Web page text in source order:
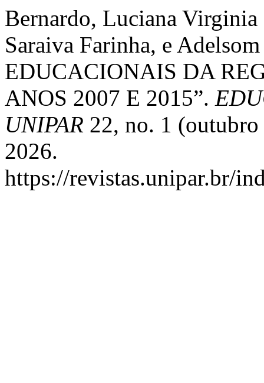
Bernardo, Luciana
Saraiva Farinha, e
EDUCACIONAIS DA
ANOS 2007 E 2015”.
UNIPAR 22, no. 1 (outubro
2026.
https://revistas.unipar.br/